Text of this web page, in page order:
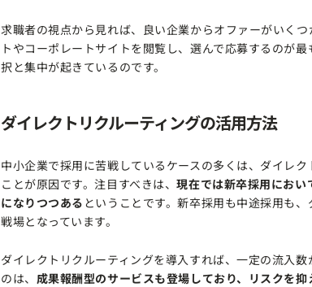
求職者の視点から見れば、良い企業からオファーがいく
トやコーポレートサイトを閲覧し、選んで応募するのが
択と集中が起きているのです。
ダイレクトリクルーティングの活用方法
中小企業で採用に苦戦しているケースの多くは、ダイレ
ことが原因です。注目すべきは、現在では新卒採用におい
になりつつある ということです。新卒採用も中途採用も
戦場となっています。
ダイレクトリクルーティングを導入すれば、一定の流入
のは、 成果報酬型のサービスも登場しており、リスクを